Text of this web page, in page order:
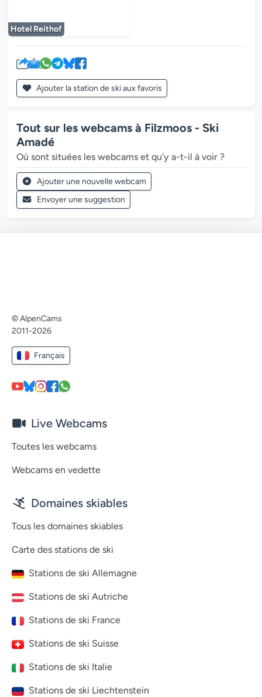
Hotel Reithof
Ajouter la station de ski aux favoris
Tout sur les webcams à Filzmoos - Ski
Amadé
Où sont situées les webcams et qu’y a-t-il à voir ?
Ajouter une nouvelle webcam
Envoyer une suggestion
© AlpenCams
2011-2026
Français
Live Webcams
Toutes les webcams
Webcams en vedette
Domaines skiables
Tous les domaines skiables
Carte des stations de ski
Stations de ski Allemagne
Stations de ski Autriche
Stations de ski France
Stations de ski Suisse
Stations de ski Italie
Stations de ski Liechtenstein